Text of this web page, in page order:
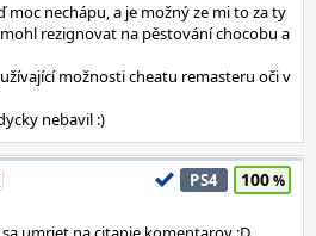
moc nechápu, a je možný ze mi to za ty
rezignovat na pěstování chocobu a
možnosti cheatu remasteru oči v
nebavil :)
PS4 100